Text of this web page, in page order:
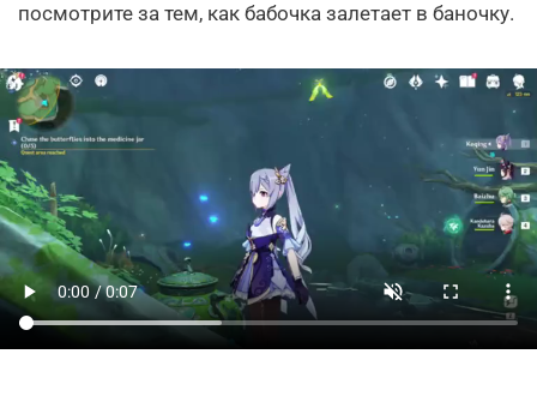
посмотрите за тем, как бабочка залетает в баночку.